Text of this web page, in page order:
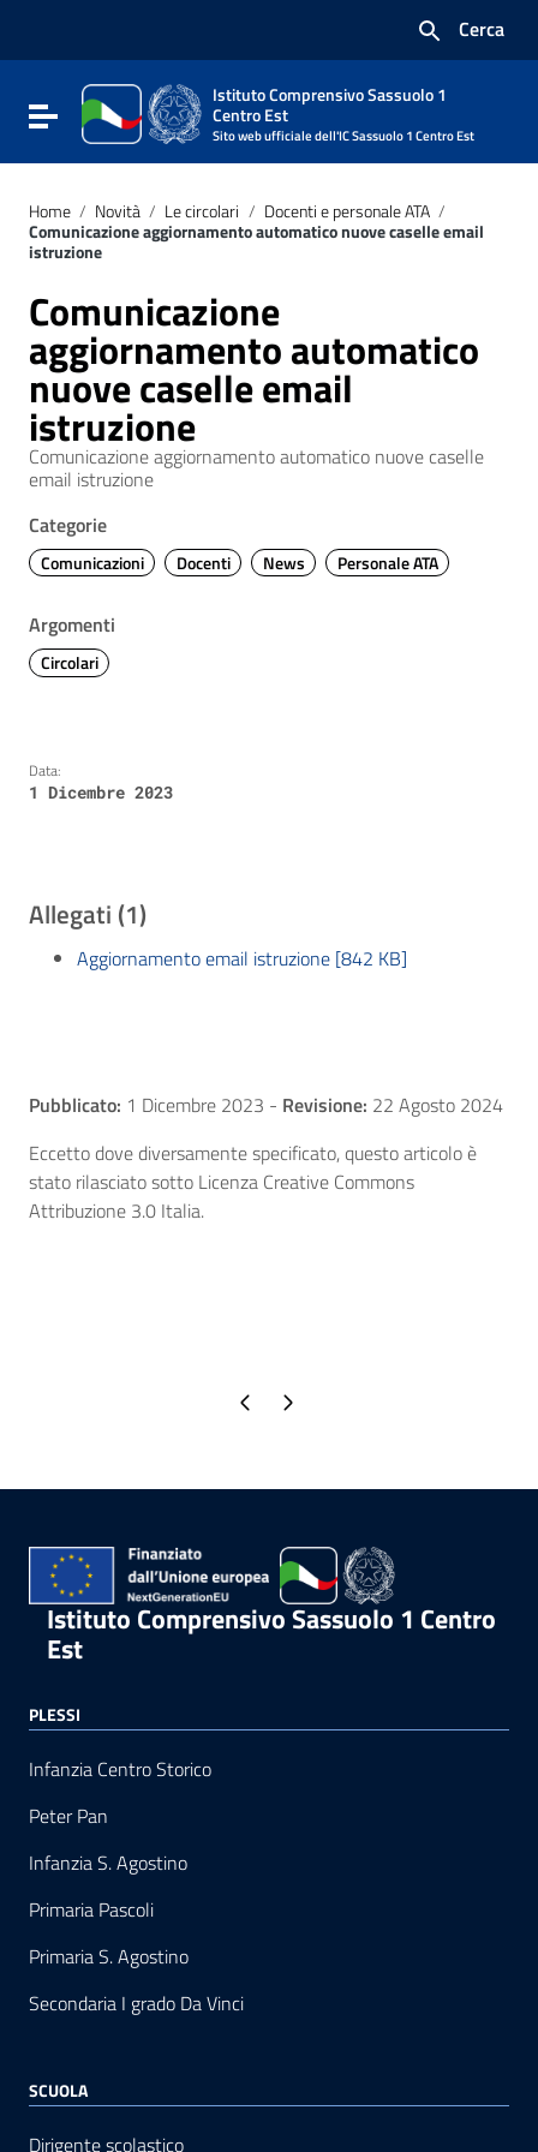
Vai al footer
Cerca
Attiva / disattiva la navigazione
Istituto Comprensivo Sassuolo 1
Centro Est
Sito web ufficiale dell'IC Sassuolo 1 Centro Est
Home / Novità / Le circolari / Docenti e personale ATA /
Comunicazione aggiornamento automatico nuove caselle email
istruzione
Comunicazione
aggiornamento automatico
nuove caselle email
istruzione
Comunicazione aggiornamento automatico nuove caselle
email istruzione
Categorie
Comunicazioni Docenti News Personale ATA
Argomenti
Circolari
Data:
1 Dicembre 2023
Allegati (1)
Aggiornamento email istruzione [842 KB]
Pubblicato: 1 Dicembre 2023 - Revisione: 22 Agosto 2024
Eccetto dove diversamente specificato, questo articolo è
stato rilasciato sotto Licenza Creative Commons
Attribuzione 3.0 Italia.
Pagina precedente
Pagina successiva
Istituto Comprensivo Sassuolo 1 Centro
Est
PLESSI
Infanzia Centro Storico
Peter Pan
Infanzia S. Agostino
Primaria Pascoli
Primaria S. Agostino
Secondaria I grado Da Vinci
SCUOLA
Dirigente scolastico